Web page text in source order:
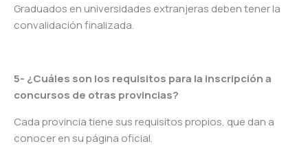
Graduados en universidades extranjeras deben tener la
convalidación finalizada.
5- ¿Cuáles son los requisitos para la inscripción a
concursos de otras provincias?
Cada provincia tiene sus requisitos propios, que dan a
conocer en su página oficial.